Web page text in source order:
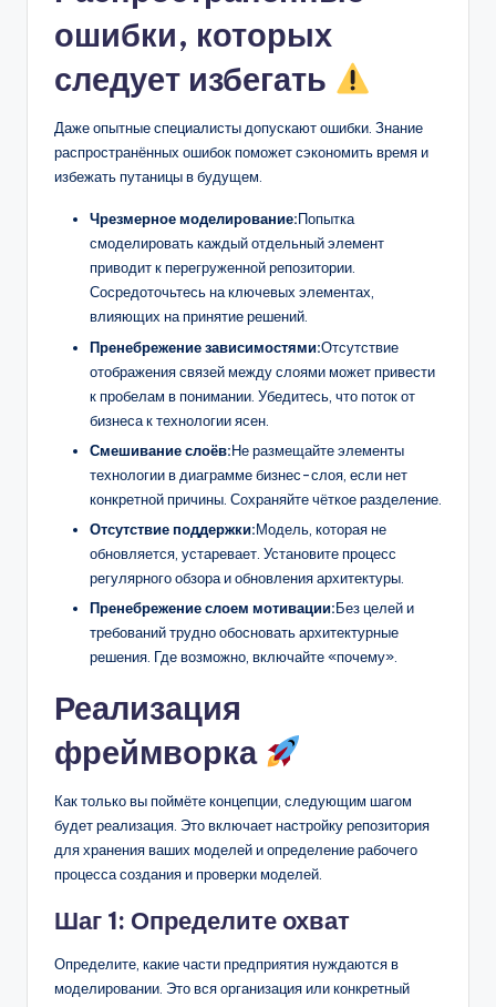
ошибки, которых
следует избегать
Даже опытные специалисты допускают ошибки. Знание
распространённых ошибок поможет сэкономить время и
избежать путаницы в будущем.
Чрезмерное моделирование:Попытка
смоделировать каждый отдельный элемент
приводит к перегруженной репозитории.
Сосредоточьтесь на ключевых элементах,
влияющих на принятие решений.
Пренебрежение зависимостями:Отсутствие
отображения связей между слоями может привести
к пробелам в понимании. Убедитесь, что поток от
бизнеса к технологии ясен.
Смешивание слоёв:Не размещайте элементы
технологии в диаграмме бизнес-слоя, если нет
конкретной причины. Сохраняйте чёткое разделение.
Отсутствие поддержки:Модель, которая не
обновляется, устаревает. Установите процесс
регулярного обзора и обновления архитектуры.
Пренебрежение слоем мотивации:Без целей и
требований трудно обосновать архитектурные
решения. Где возможно, включайте «почему».
Реализация
фреймворка
Как только вы поймёте концепции, следующим шагом
будет реализация. Это включает настройку репозитория
для хранения ваших моделей и определение рабочего
процесса создания и проверки моделей.
Шаг 1: Определите охват
Определите, какие части предприятия нуждаются в
моделировании. Это вся организация или конкретный